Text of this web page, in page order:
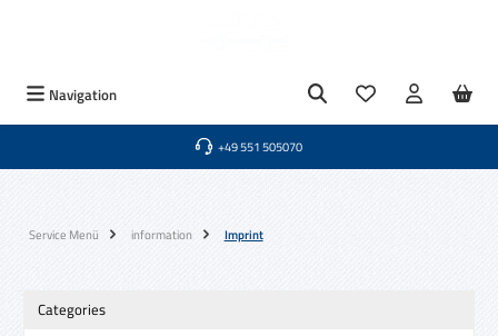
Navigation You have 0
+49 551 505070
Service Menü information Imprint
Categories